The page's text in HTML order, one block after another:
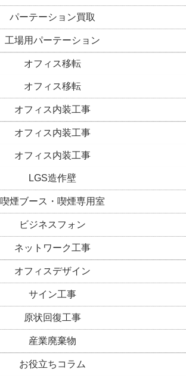
パーテーション買取
工場用パーテーション
オフィス移転
オフィス移転
オフィス内装工事
オフィス内装工事
オフィス内装工事
LGS造作壁
喫煙ブース・喫煙専用室
ビジネスフォン
ネットワーク工事
オフィスデザイン
サイン工事
原状回復工事
産業廃棄物
お役立ちコラム